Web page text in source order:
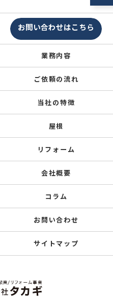
お問い合わせはこちら
業務内容
ご依頼の流れ
当社の特徴
屋根
リフォーム
会社概要
コラム
お問い合わせ
サイトマップ